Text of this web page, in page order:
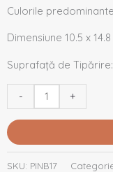
Culorile
Dimensiune 10.5 x
Suprafață de
- +
SKU: PINB17